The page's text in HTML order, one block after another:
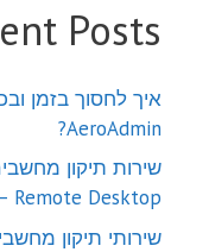
Posts
איך לחסוך בזמן
AeroAdmin?
Remote Desktop – חסכון בכסף, נוחות ויעילות
שירותי תיקון